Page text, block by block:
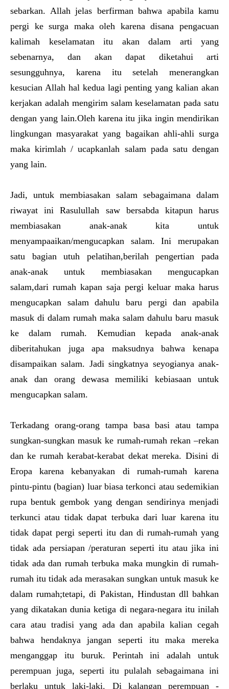
sebarkan. Allah jelas berfirman bahwa apabila kamu
pergi ke surga maka oleh karena disana pengacuan
kalimah keselamatan itu akan dalam arti yang
sebenarnya, dan akan dapat diketahui arti
sesungguhnya, karena itu setelah menerangkan
kesucian Allah hal kedua lagi penting yang kalian akan
kerjakan adalah mengirim salam keselamatan pada satu
dengan yang lain.Oleh karena itu jika ingin mendirikan
lingkungan masyarakat yang bagaikan ahli-ahli surga
maka kirimlah / ucapkanlah salam pada satu dengan
yang lain.
Jadi, untuk membiasakan salam sebagaimana dalam
riwayat ini Rasulullah saw bersabda kitapun harus
membiasakan anak-anak kita untuk
menyampaaikan/mengucapkan salam. Ini merupakan
satu bagian utuh pelatihan,berilah pengertian pada
anak-anak untuk membiasakan mengucapkan
salam,dari rumah kapan saja pergi keluar maka harus
mengucapkan salam dahulu baru pergi dan apabila
masuk di dalam rumah maka salam dahulu baru masuk
ke dalam rumah. Kemudian kepada anak-anak
diberitahukan juga apa maksudnya bahwa kenapa
disampaikan salam. Jadi singkatnya seyogianya anak-
anak dan orang dewasa memiliki kebiasaan untuk
mengucapkan salam.
Terkadang orang-orang tampa basa basi atau tampa
sungkan-sungkan masuk ke rumah-rumah rekan –rekan
dan ke rumah kerabat-kerabat dekat mereka. Disini di
Eropa karena kebanyakan di rumah-rumah karena
pintu-pintu (bagian) luar biasa terkonci atau sedemikian
rupa bentuk gembok yang dengan sendirinya menjadi
terkunci atau tidak dapat terbuka dari luar karena itu
tidak dapat pergi seperti itu dan di rumah-rumah yang
tidak ada persiapan /peraturan seperti itu atau jika ini
tidak ada dan rumah terbuka maka mungkin di rumah-
rumah itu tidak ada merasakan sungkan untuk masuk ke
dalam rumah;tetapi, di Pakistan, Hindustan dll bahkan
yang dikatakan dunia ketiga di negara-negara itu inilah
cara atau tradisi yang ada dan apabila kalian cegah
bahwa hendaknya jangan seperti itu maka mereka
menganggap itu buruk. Perintah ini adalah untuk
perempuan juga, seperti itu pulalah sebagaimana ini
berlaku untuk laki-laki. Di kalangan perempuan -